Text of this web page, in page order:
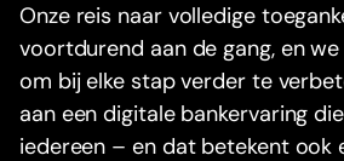
Onze reis naar volledige
voortdurend aan de gang, en
om bij elke stap verder te
aan een digitale bankervaring
iedereen – en dat betekent ook